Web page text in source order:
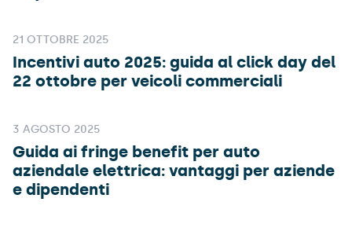
21 OTTOBRE 2025
Incentivi auto 2025: guida al click day del
22 ottobre per veicoli commerciali
3 AGOSTO 2025
Guida ai fringe benefit per auto
aziendale elettrica: vantaggi per aziende
e dipendenti